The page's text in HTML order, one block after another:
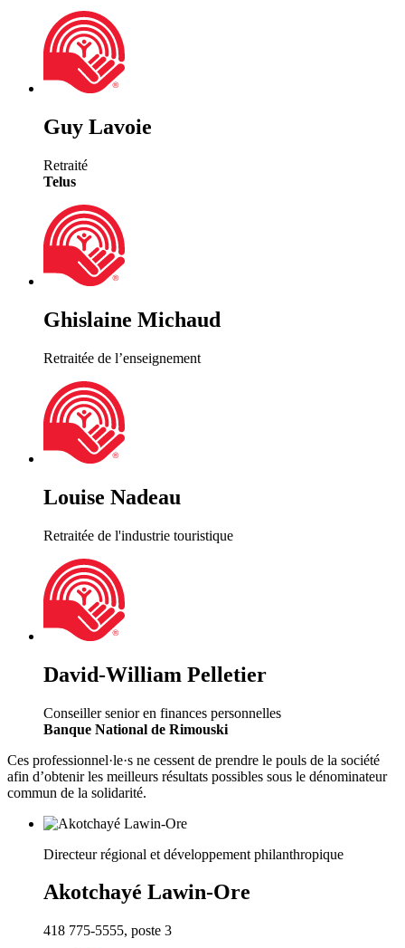
Guy Lavoie
Retraité
Telus
Ghislaine Michaud
Retraitée de l’enseignement
Louise Nadeau
Retraitée de l'industrie touristique
David-William Pelletier
Conseiller senior en finances personnelles
Banque National de Rimouski
Ces professionnel·le·s ne cessent de prendre le pouls de la société
afin d’obtenir les meilleurs résultats possibles sous le dénominateur
commun de la solidarité.
Directeur régional et développement philanthropique
Akotchayé Lawin-Ore
418 775-5555, poste 3